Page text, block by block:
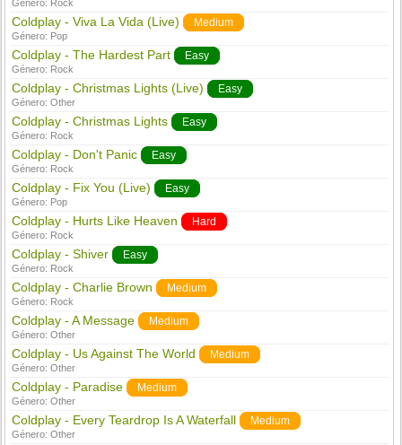
Género: Rock
Coldplay - Viva La Vida (Live) Medium
Género: Pop
Coldplay - The Hardest Part Easy
Género: Rock
Coldplay - Christmas Lights (Live) Easy
Género:Other
Coldplay - Christmas Lights Easy
Género: Rock
Coldplay - Don't Panic Easy
Género: Rock
Coldplay - Fix You (Live) Easy
Género: Pop
Coldplay - Hurts Like Heaven Hard
Género: Rock
Coldplay - Shiver Easy
Género: Rock
Coldplay - Charlie Brown Medium
Género: Rock
Coldplay - A Message Medium
Género:Other
Coldplay - Us Against The World Medium
Género:Other
Coldplay - Paradise Medium
Género:Other
Coldplay - Every Teardrop Is A Waterfall Medium
Género:Other